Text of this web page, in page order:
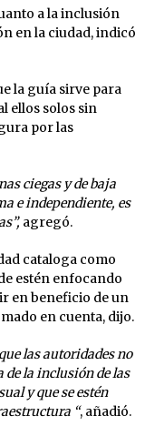
a la inclusión
en la ciudad, indicó
la guía sirve para
ellos solos sin
por las
ciegas y de baja
e independiente, es
agregó.
cataloga como
estén enfocando
en beneficio de un
en cuenta, dijo.
las autoridades no
de la inclusión de las
y que se estén
“, añadió.